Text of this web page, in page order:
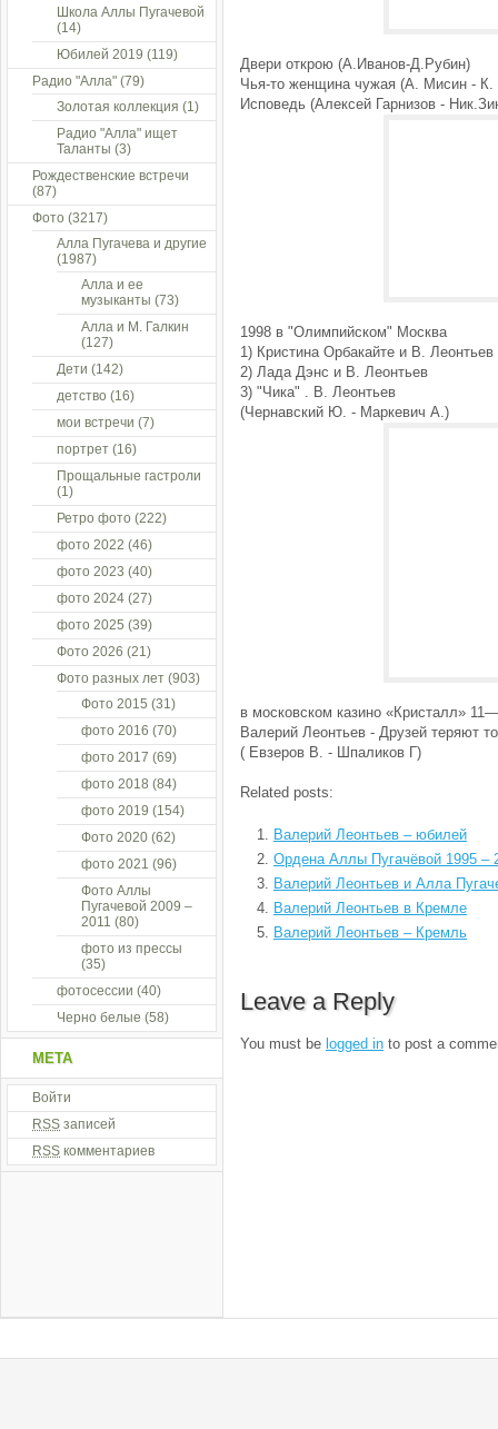
Двери открою (А.Иванов-Д.Рубин)
Чья-то женщина чужая (А. Мисин - К.
Исповедь (Алексей Гарнизов -
1998 в "Олимпийском" Москва
1) Кристина Орбакайте и В. Леонтьев
2) Лада Дэнс и В. Леонтьев
3) "Чика" . В. Леонтьев
(Чернавский Ю. - Маркевич А.)
в московском казино «Кристалл»
Валерий Леонтьев - Друзей теряют
( Евзеров В. - Шпаликов Г)
Related posts:
Валерий Леонтьев – юбилей
Ордена Аллы Пугачёвой 1995 –
Валерий Леонтьев и Алла
Валерий Леонтьев в Кремле
Валерий Леонтьев – Кремль
Leave a Reply
You must be logged in to post a
Школа Аллы Пугачевой
(14)
Юбилей 2019 (119)
Радио "Алла" (79)
Золотая коллекция (1)
Радио "Алла" ищет
Таланты (3)
Рождественские встречи
(87)
Фото (3217)
Алла Пугачева и другие
(1987)
Алла и ее
музыканты (73)
Алла и М. Галкин
(127)
Дети (142)
детство (16)
мои встречи (7)
портрет (16)
Прощальные гастроли
(1)
Ретро фото (222)
фото 2022 (46)
фото 2023 (40)
фото 2024 (27)
фото 2025 (39)
Фото 2026 (21)
Фото разных лет (903)
Фото 2015 (31)
фото 2016 (70)
фото 2017 (69)
фото 2018 (84)
фото 2019 (154)
Фото 2020 (62)
фото 2021 (96)
Фото Аллы
Пугачевой 2009 –
2011 (80)
фото из прессы
(35)
фотосессии (40)
Черно белые (58)
МЕТА
Войти
RSS записей
RSS комментариев